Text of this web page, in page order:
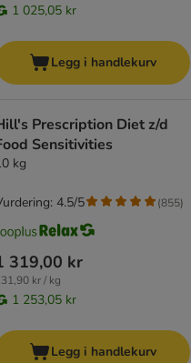
1 025,05 kr
Legg i handlekurv
Prescription Diet z/d
Sensitivities
kg
319,00 kr
kr / kg
1 253,05 kr
4.5/5 (855)
Legg i handlekurv